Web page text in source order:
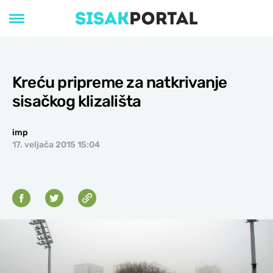
Kreću pripreme za natkrivanje
sisačkog klizališta
imp
17. veljača 2015 15:04